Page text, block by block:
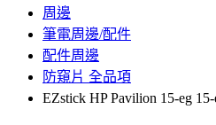
周邊
筆電周邊/配件
配件周邊
防窺片 全品項
EZstick HP Pavilion 15-eg